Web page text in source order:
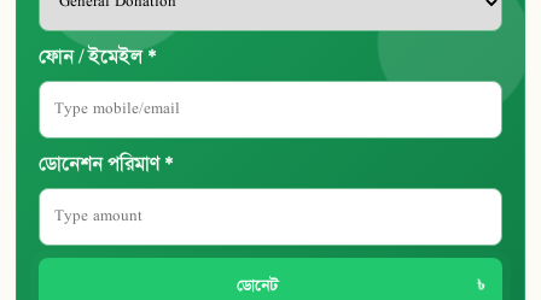
ফোন / ইমেইল *
ডোনেশন পরিমাণ *
ডোনেট